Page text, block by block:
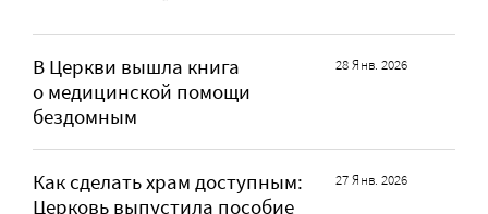
В Церкви вышла книга
о медицинской помощи
бездомным
28 Янв. 2026
Как сделать храм доступным:
Церковь выпустила пособие
27 Янв. 2026